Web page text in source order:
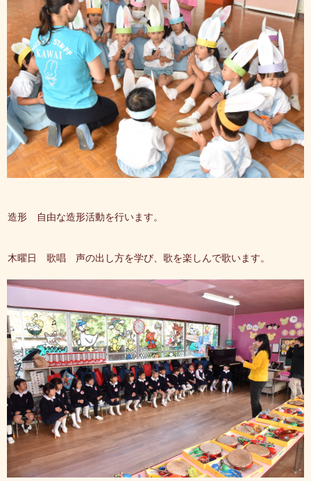
造形 自由な造形活動を行います。
木曜日 歌唱 声の出し方を学び、歌を楽しんで歌います。